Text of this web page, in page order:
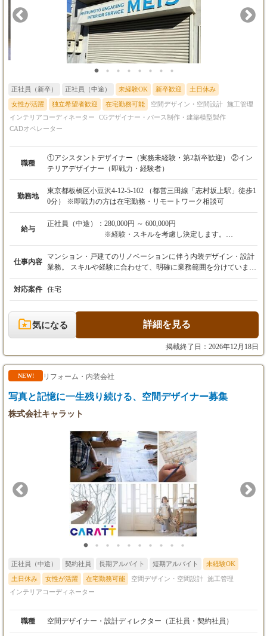
正社員（新卒） 正社員（中途） 未経験OK 新卒歓迎 土日休み
女性が活躍 独立希望者歓迎 在宅勤務可能 空間デザイン・空間設計 施工管理
インテリアコーディネーター
CGデザイナー・パース制作・建築模型製作
CADオペレーター
職種
①アシスタントデザイナー（実務未経験・第2新卒歓迎） ②イン
テリアデザイナー（即戦力・経験者）
勤務地
東京都板橋区小豆沢4-12-5-102 （都営三田線「志村坂上駅」徒歩1
0分） ※即戦力の方は在宅勤務・リモートワーク相談可
給与
正社員（中途）： 280,000円 ～ 600,000円
※経験・スキルを考慮し決定します。
【年収例】 入社1年目・経験者：年収550万円
（月給35万＋賞与）
※「頑張ったけど報われない」は絶対にさせま
成果は賞与で還元します。
仕事内容
マンション・戸建てのリノベーションに伴う内装デザイン・設計
業務。 スキルや経験に合わせて、明確に業務範囲を分けていま
す。 【① アシスタントデザイナー】 「まずはオフィスワークか
ら。設計の基礎を固める」 先輩デザイナーの指示のもと、Vector
worksを使った図面作成（トレース等）、プレゼン資料の作成、
サンプル手配などの内勤業務がメインです。 ★ポイント：現場へ
は行かず、設計・CADに集中 いきなり知識のない状態で現場に
出ることはありません。 まずはオフィス内で、図面の描き方やデ
ザインの基礎をじっくり学んでください。 現場対応がない分、未
経験の方やブランクがある方でも安心してスタートできる環境で
す。 【② インテリアデザイナー】 「現場を知るから、良いデザ
インが描ける」 お客様へのヒアリング、プランニング、設計か
も請け負っているため、机上の空論ではない「納まりまで考え抜
き方は自由にデザイン 業務に慣れて自走できる方であれば、スケ
「在宅勤務」、現場チェックが必要な日は「直行直帰」など、週
1～2回程度の出社でもOK。 成果を出せば、何時に帰っても、ど
こで仕事をしても構いません。
対応案件 住宅
気になる 詳細を見る
掲載終了日：2026年12月18日
NEW! リフォーム・内装会社
写真と記憶に一生残り続ける、空間デザイナー募集
株式会社キャラット
正社員（中途） 契約社員 長期アルバイト 短期アルバイト 未経験OK
土日休み 女性が活躍 在宅勤務可能 空間デザイン・空間設計 施工管理
インテリアコーディネーター
職種 空間デザイナー・設計ディレクター（正社員・契約社員）